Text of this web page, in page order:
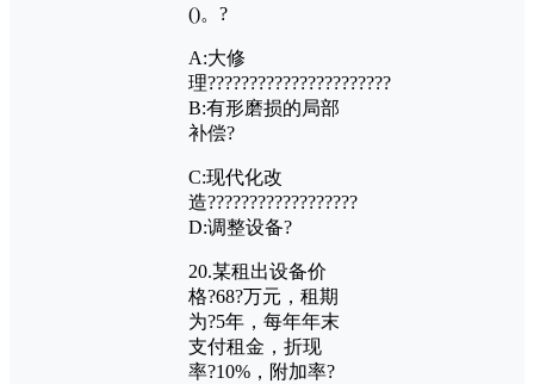
()。?
A:大修
理??????????????????????
B:有形磨损的局部
补偿?
C:现代化改
造??????????????????
D:调整设备?
20.某租出设备价
格?68?万元，租期
为?5年，每年年末
支付租金，折现
率?10% ，附加率?